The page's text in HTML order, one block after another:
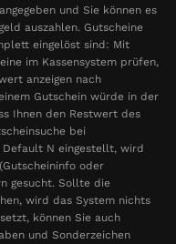
und Sie können es
auszahlen. Gutscheine
eingelöst sind: Mit
im Kassensystem prüfen,
anzeigen nach
Gutschein würde in der
Ihnen den Restwert des
bei
Default N eingestellt, wird
oder
gesucht. Sollte die
wird das System nichts
können Sie auch
und Sonderzeichen